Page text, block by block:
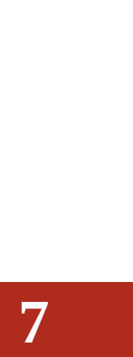
7